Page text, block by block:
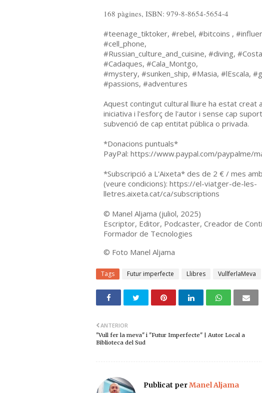
168 pàgines, ISBN: 979-8-8654-5654-4
#teenage_tiktoker, #rebel, #bitcoins ,
#cell_phone,
#Russian_culture_and_cuisine, #diving,
#Cadaques, #Cala_Montgo,
#mystery, #sunken_ship, #Masia, #lEscala,
#passions, #adventures
Aquest contingut cultural lliure ha estat creat
iniciativa i l'esforç de l'autor i sense cap
subvenció de cap entitat pública o privada.
*Donacions puntuals*
PayPal: https://www.paypal.com/paypalme/
*Subscripció a L'Aixeta* des de 2 € / mes
(veure condicions): https://el-viatger-de-les-
lletres.aixeta.cat/ca/subscriptions
© Manel Aljama (juliol, 2025)
Escriptor, Editor, Podcaster, Creador de
Formador de Tecnologies
© Foto Manel Aljama
Tags Futur imperfecte Llibres VullferlaMeva
ANTERIOR
"Vull fer la meva" i "Futur Imperfecte" | Autor Local a
Biblioteca del Sud
Publicat perManel Aljama